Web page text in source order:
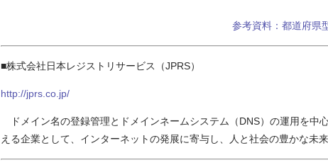
参考資料：都道府県
■株式会社日本レジストリサービス（JPRS）
http://jprs.co.jp/
ドメイン名の登録管理とドメインネームシステム（DNS）の運用を中
える企業として、インターネットの発展に寄与し、人と社会の豊かな未